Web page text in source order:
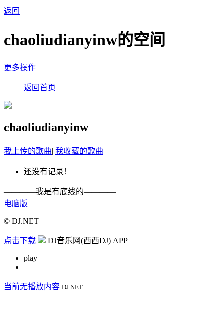
返回
chaoliudianyinw的空间
更多操作
返回首页
chaoliudianyinw
我上传的歌曲| 我收藏的歌曲
还没有记录！
————我是有底线的————
电脑版
© DJ.NET
点击下载 DJ音乐网(西西DJ) APP
play
当前无播放内容 DJ.NET